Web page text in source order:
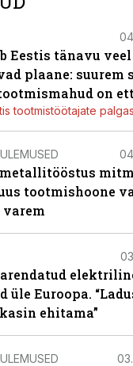
Eestis tänavu
plaane: suurem
on
tootmistöötajate
tootmishoone
üle Euroopa.
ehitama”